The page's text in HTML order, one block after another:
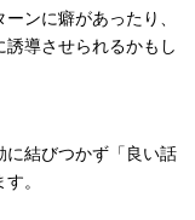
ンに癖があったり、
導させられるかもし
に結びつかず「良い話
。